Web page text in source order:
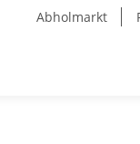
Abholmarkt